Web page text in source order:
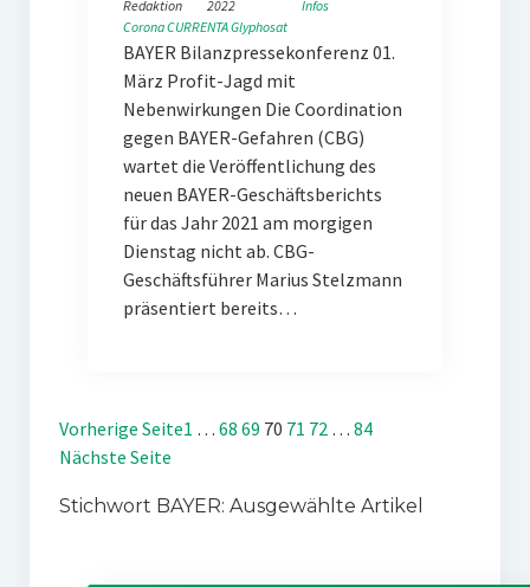
Redaktion
2022
Infos
CoronaCURRENTAGlyphosat
BAYER Bilanzpressekonferenz 01.
März Profit-Jagd mit
Nebenwirkungen Die Coordination
gegen BAYER-Gefahren (CBG)
wartet die Veröffentlichung des
neuen BAYER-Geschäftsberichts
für das Jahr 2021 am morgigen
Dienstag nicht ab. CBG-
Geschäftsführer Marius Stelzmann
präsentiert bereits…
Vorherige Seite1 … 68 69 70 71 72 … 84
Nächste Seite
Stichwort BAYER: Ausgewählte Artikel